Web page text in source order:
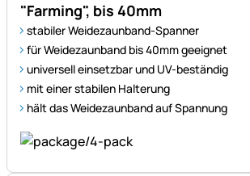
"Farming", bis 40mm
stabiler Weidezaunband-Spanner
für Weidezaunband bis 40mm geeignet
universell einsetzbar und UV-beständig
mit einer stabilen Halterung
hält das Weidezaunband auf Spannung